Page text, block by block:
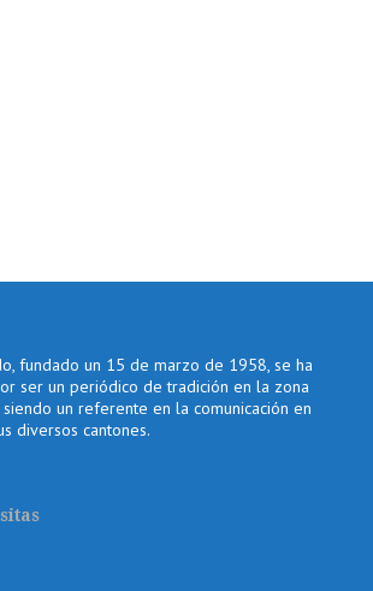
fundado un 15 de marzo de 1958, se ha
ser un periódico de tradición en la zona
un referente en la comunicación en
diversos cantones.